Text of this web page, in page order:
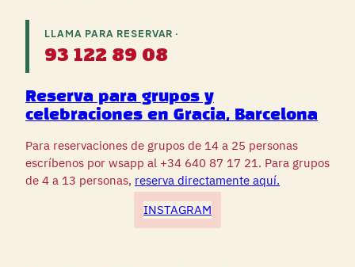
LLAMA PARA RESERVAR ·
93 122 89 08
Reserva para grupos y
celebraciones en Gracia, Barcelona
Para reservaciones de grupos de 14 a 25 personas
escríbenos por wsapp al +34 640 87 17 21. Para grupos
de 4 a 13 personas, reserva directamente aquí.
INSTAGRAM